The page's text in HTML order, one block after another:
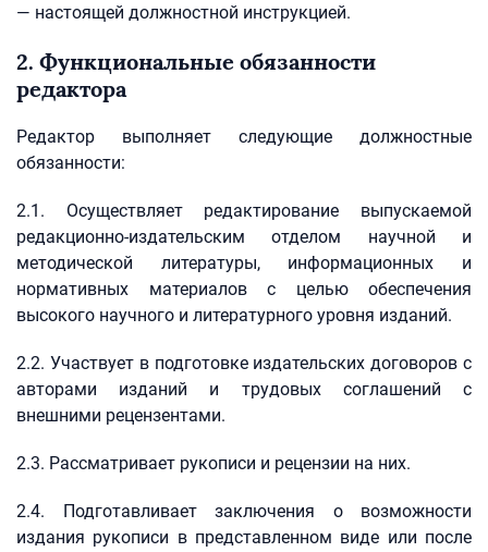
— настоящей должностной инструкцией.
2. Функциональные обязанности
редактора
Редактор выполняет следующие должностные
обязанности:
2.1. Осуществляет редактирование выпускаемой
редакционно-издательским отделом научной и
методической литературы, информационных и
нормативных материалов с целью обеспечения
высокого научного и литературного уровня изданий.
2.2. Участвует в подготовке издательских договоров с
авторами изданий и трудовых соглашений с
внешними рецензентами.
2.3. Рассматривает рукописи и рецензии на них.
2.4. Подготавливает заключения о возможности
издания рукописи в представленном виде или после